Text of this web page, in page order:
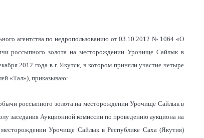
агентства по недропользованию от 03.10.2012 № 1064 «О
россыпного золота на месторождении Урочище Сайлык в
2012 года в г. Якутск, в котором приняли участие четыре
«Тал»), приказываю:
россыпного золота на месторождении Урочище Сайлык в
заседания Аукционной комиссии по проведению аукциона на
Урочище Сайлык в Республике Саха (Якутия)